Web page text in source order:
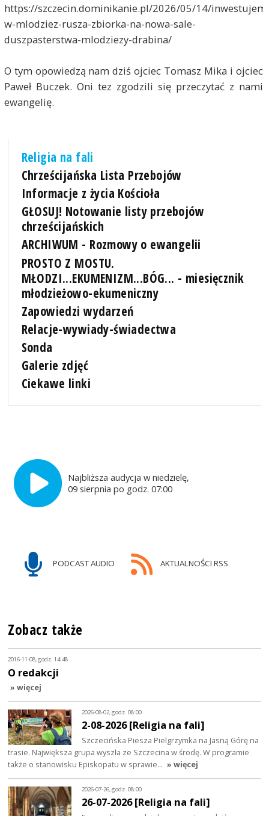
https://szczecin.dominikanie.pl/2026/05/14/
w-mlodziez-rusza-zbiorka-na-nowa-sale-
duszpasterstwa-mlodziezy-drabina/
O tym opowiedzą nam dziś ojciec Tomasz Mika i ojciec
Paweł Buczek. Oni tez zgodzili się przeczytać z nami
ewangelię.
Religia na fali
Chrześcijańska Lista Przebojów
Informacje z życia Kościoła
GŁOSUJ! Notowanie listy przebojów
chrześcijańskich
ARCHIWUM - Rozmowy o ewangelii
PROSTO Z MOSTU.
MŁODZI...EKUMENIZM...BÓG... - miesięcznik
młodzieżowo-ekumeniczny
Zapowiedzi wydarzeń
Relacje-wywiady-świadectwa
Sonda
Galerie zdjęć
Ciekawe linki
Najbliższa audycja w niedzielę,
09 sierpnia po godz. 07:00
PODCAST AUDIO AKTUALNOŚCI RSS
Zobacz także
2016-11-08, godz. 14:48
O redakcji
» więcej
2026-08-02, godz. 08:00
2-08-2026 [Religia na fali]
Szczecińska Piesza Pielgrzymka na Jasną Górę na
trasie. Największa grupa wyszła ze Szczecina w środę. W programie
także o stanowisku Episkopatu w sprawie… » więcej
2026-07-26, godz. 08:00
26-07-2026 [Religia na fali]